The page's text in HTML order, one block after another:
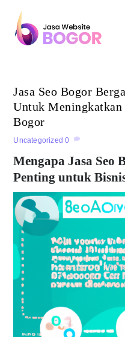
content
Jasa Seo Bogor
Untuk
Bogor
Uncategorized 0
Mengapa Jasa Seo
Penting untuk